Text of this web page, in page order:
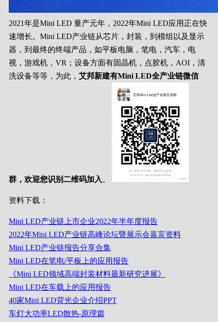
2021年是Mini LED 量产元年，2022年Mini LED应用正在快
速增长。Mini LED产业链从芯片，封装，到模组以及显示
器，到最终的终端产品，如平板电脑，笔电，汽车，电
视，游戏机，VR；设备方面有固晶机，点胶机，AOI，清
洗设备等等，为此， 艾邦新建有Mini LED全产业链微信
群，欢迎您识别二维码加入 。
资料下载：
Mini LED产业链上市企业2022年半年度报告
2022年Mini LED产业链高峰论坛暨展示会嘉宾资料
Mini LED产业链报告分享合集
Mini LED在笔电/平板上的应用报告
《Mini LED领域高端封装材料最新研究进展》
Mini LED在车载上的应用报告
40家Mini LED背光企业介绍PPT
车灯大功率LED散热-原理篇